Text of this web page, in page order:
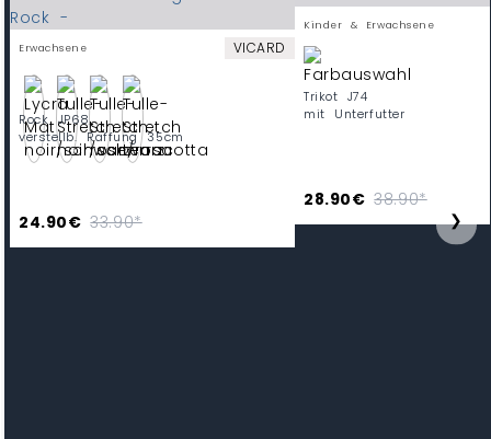
Erwachsene VICARD
Rock JP68
verstellb. Raffung 35cm
24.90€ 33.90*
Kinder & Erwachsene
Trikot J74
mit Unterfutter
28.90€ 38.90*
❯